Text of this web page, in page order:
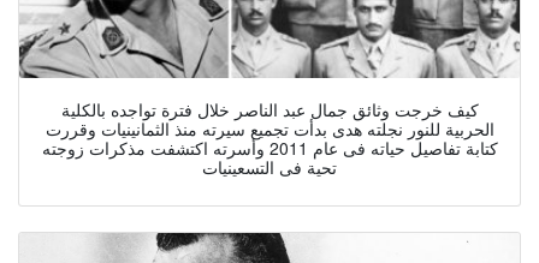
كيف خرجت وثائق جمال عبد الناصر خلال فترة تواجده بالكلية
الحربية للنور نجلته هدى بدأت تجميع سيرته منذ الثمانينيات وقررت
كتابة تفاصيل حياته فى عام 2011 وأسرته اكتشفت مذكرات زوجته
تحية فى التسعينيات